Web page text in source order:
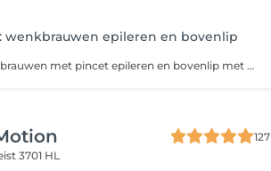
wenkbrauwen epileren en bovenlip
Bundel prijs: Wenkbrauwen met pincet epileren en bovenlip met touw
127
3701 HL